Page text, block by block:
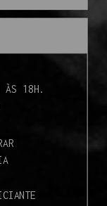
ÀS 18H.